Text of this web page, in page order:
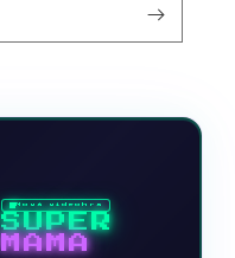
Nová videohra
SUPER
MAMA